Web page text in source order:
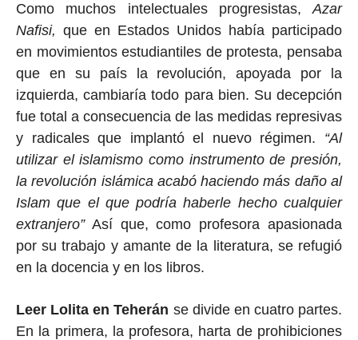
Como muchos intelectuales progresistas,Azar
Nafisi, que en Estados Unidos había participado
en movimientos estudiantiles de protesta, pensaba
que en su país la revolución, apoyada por la
izquierda, cambiaría todo para bien. Su decepción
fue total a consecuencia de las medidas represivas
y radicales que implantó el nuevo régimen. “Al
utilizar el islamismo como instrumento de presión,
la revolución islámica acabó haciendo más daño al
Islam que el que podría haberle hecho cualquier
extranjero”Así que, como profesora apasionada
por su trabajo y amante de la literatura, se refugió
en la docencia y en los libros.
Leer Lolita en Teherán se divide en cuatro partes.
En la primera, la profesora, harta de prohibiciones